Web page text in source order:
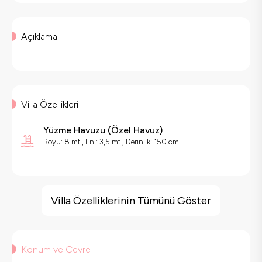
Açıklama
Villa Özellikleri
Yüzme Havuzu (Özel Havuz)
Boyu: 8 mt , Eni: 3,5 mt , Derinlik: 150 cm
Çocuk Oyun Alanı
Villa Özelliklerinin Tümünü Göster
Konum ve Çevre